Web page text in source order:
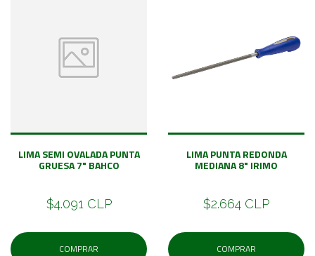
LIMA SEMI OVALADA PUNTA
GRUESA 7" BAHCO
$4.091 CLP
COMPRAR
LIMA PUNTA REDONDA
MEDIANA 8" IRIMO
$2.664 CLP
COMPRAR